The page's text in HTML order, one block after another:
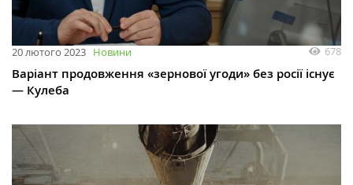
20 лютого 2023 Новини 678
Варіант продовження «зернової угоди‎» без росії існує
— Кулеба